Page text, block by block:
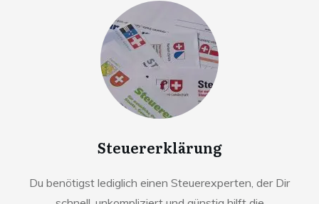
Steuererklärung
Du benötigst lediglich einen Steuerexperten, der Dir